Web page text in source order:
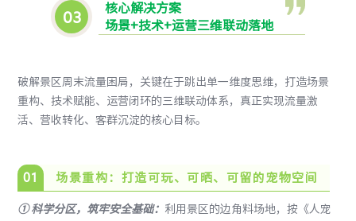
03
核心解决方案
场景+技术+运营三维联动落地
破解景区周末流量困局，关键在于跳出单一维度思维，打造场景
重构、技术赋能、运营闭环的三维联动体系，真正实现流量激
活、营收转化、客群沉淀的核心目标。
01 场景重构：打造可玩、可晒、可留的宠物空间
① 科学分区，筑牢安全基础： 利用景区的边角料场地，按《人宠